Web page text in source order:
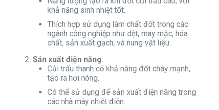
khả năng sinh nhiệt tốt.
Thích hợp sử dụng làm chất đốt trong các
ngành công nghiệp như dệt, may mặc, hóa
chất, sản xuất gạch, và nung vật liệu .
Sản xuất điện năng:
Củi trấu thanh có khả năng đốt cháy mạnh,
tạo ra hơi nóng.
Có thể sử dụng để sản xuất điện năng trong
các nhà máy nhiệt điện.